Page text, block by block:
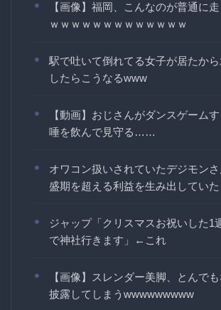
【画像】福岡、こんなのが普通に
ｗｗｗｗｗｗｗｗｗｗｗｗｗ
駅で吐いて倒れてる女子が居たか
したらこうなるwww
【動画】おじさんがダンスゲーム
唾を飲んで見守る……
オワコン扱いされていたデジモン
盛期を超える利益を生み出していた
ジャップ「クリスマスお祝いした1
で神社行きます」←これ
【画像】スレンダー美脚、とんで
披露してしまうwwwwwwwww